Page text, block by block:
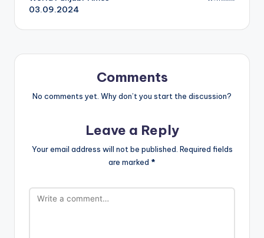
navigation
03.09.2024
Comments
No comments yet. Why don’t you start the discussion?
Leave a Reply
Your email address will not be published. Required fields
are marked *